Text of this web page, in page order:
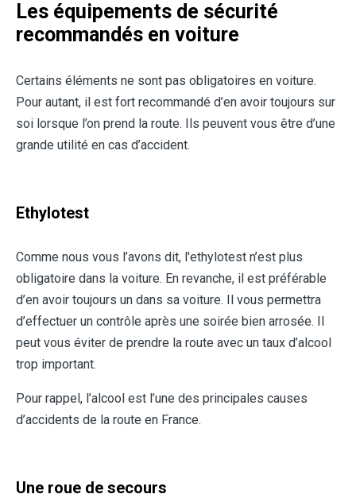
Les équipements de sécurité
recommandés en voiture
Certains éléments ne sont pas obligatoires en voiture.
Pour autant, il est fort recommandé d’en avoir toujours sur
soi lorsque l’on prend la route. Ils peuvent vous être d’une
grande utilité en cas d’accident.
Ethylotest
Comme nous vous l’avons dit, l'ethylotest n’est plus
obligatoire dans la voiture. En revanche, il est préférable
d’en avoir toujours un dans sa voiture. Il vous permettra
d’effectuer un contrôle après une soirée bien arrosée. Il
peut vous éviter de prendre la route avec un taux d’alcool
trop important.
Pour rappel, l’alcool est l’une des principales causes
d’accidents de la route en France.
Une roue de secours